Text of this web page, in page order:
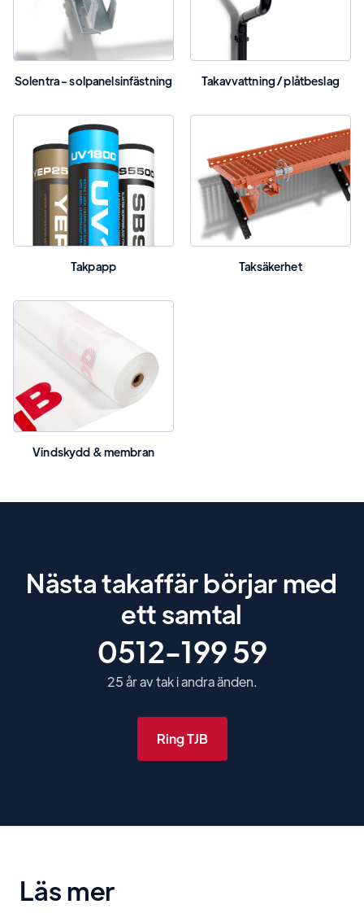
Solentra - solpanelsinfästning Takavvattning / plåtbeslag
Takpapp Taksäkerhet
Vindskydd & membran
Nästa takaffär börjar med
ett samtal
0512-199 59
25 år av tak i andra änden.
Ring TJB
Läs mer